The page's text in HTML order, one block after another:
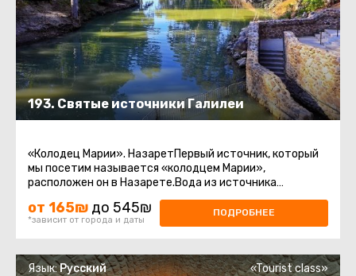
193. Святые источники Галилеи
«Колодец Марии». НазаретПервый источник, который
мы посетим называется «колодцем Марии»,
расположен он в Назарете.Вода из источника
считается священной у христиан.Храм ...
от 165₪ до 545₪
*зависит от города и даты
ПОДРОБНЕЕ
Язык:Русский «Tourist class»